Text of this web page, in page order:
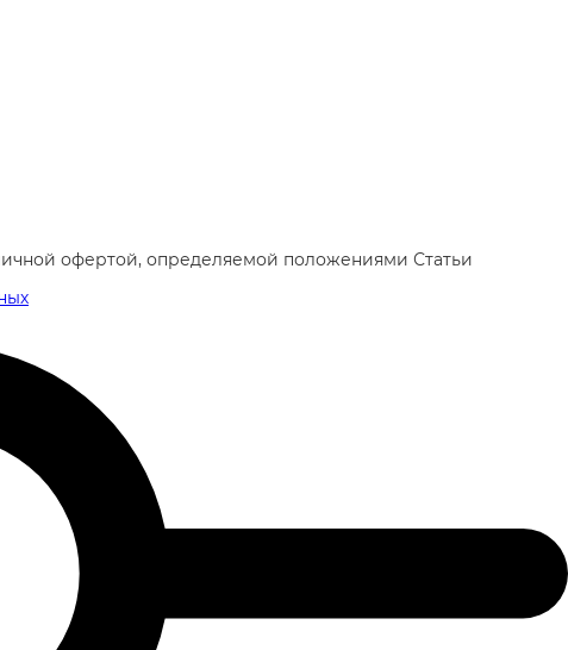
офертой, определяемой положениями Статьи